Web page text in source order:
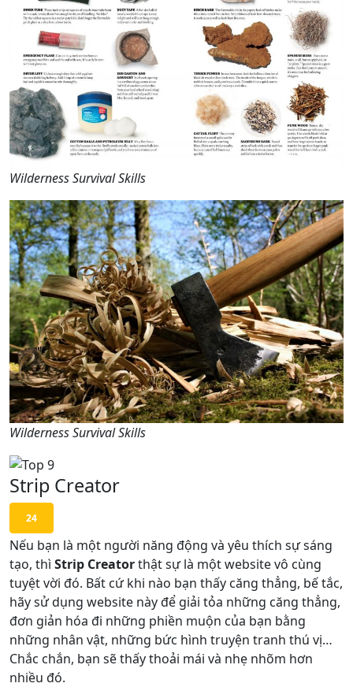
Wilderness Survival Skills
Wilderness Survival Skills
Strip Creator
24
Nếu bạn là một người năng động và yêu thích sự sáng
tạo, thì Strip Creatorthật sự là một website vô cùng
tuyệt vời đó. Bất cứ khi nào bạn thấy căng thẳng, bế tắc,
hãy sử dụng website này để giải tỏa những căng thẳng,
đơn giản hóa đi những phiền muộn của bạn bằng
những nhân vật, những bức hình truyện tranh thú vị…
Chắc chắn, bạn sẽ thấy thoải mái và nhẹ nhõm hơn
nhiều đó.